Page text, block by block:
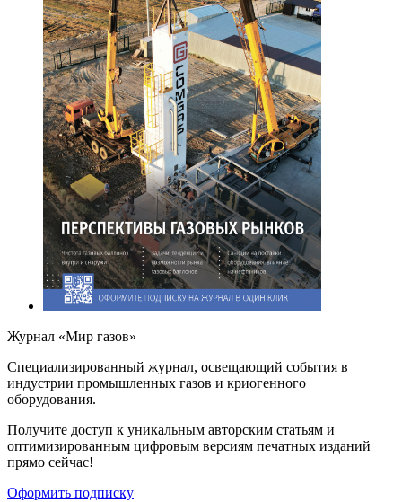
Журнал «Мир газов»
Cпециализированный журнал, освещающий события в
индустрии промышленных газов и криогенного
оборудования.
Получите доступ к уникальным авторским статьям и
оптимизированным цифровым версиям печатных изданий
прямо сейчас!
Оформить подписку